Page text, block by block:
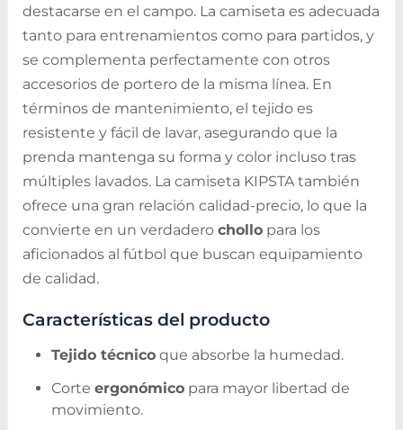
destacarse en el campo. La camiseta es adecuada
tanto para entrenamientos como para partidos, y
se complementa perfectamente con otros
accesorios de portero de la misma línea. En
términos de mantenimiento, el tejido es
resistente y fácil de lavar, asegurando que la
prenda mantenga su forma y color incluso tras
múltiples lavados. La camiseta KIPSTA también
ofrece una gran relación calidad-precio, lo que la
convierte en un verdadero chollo para los
aficionados al fútbol que buscan equipamiento
de calidad.
Características del producto
Tejido técnico que absorbe la humedad.
Corte ergonómico para mayor libertad de
movimiento.